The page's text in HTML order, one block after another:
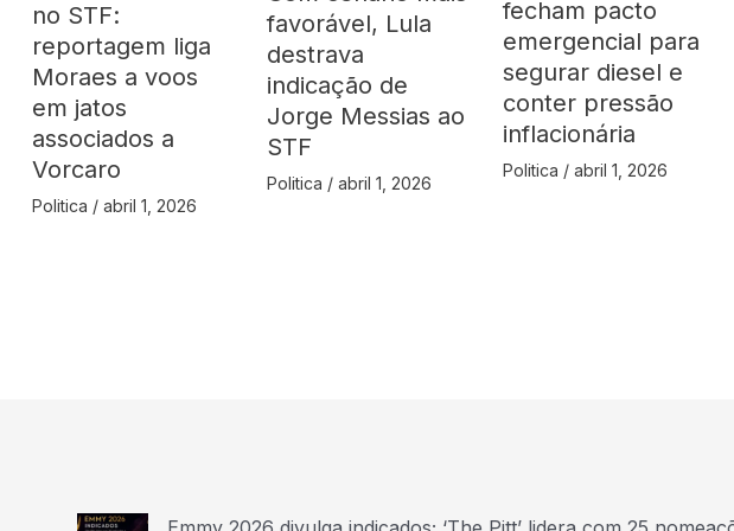
no STF:
reportagem liga
Moraes a voos
em jatos
associados a
Vorcaro
Politica / abril 1, 2026
favorável, Lula
destrava
indicação de
Jorge Messias ao
STF
Politica /abril 1, 2026
fecham pacto
emergencial para
segurar diesel e
conter pressão
inflacionária
Politica /abril 1, 2026